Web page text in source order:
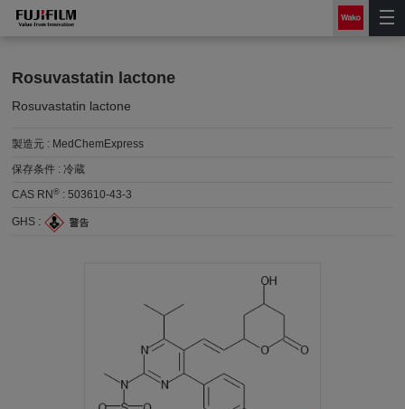
Rosuvastatin lactone
Rosuvastatin lactone
製造元 : MedChemExpress
保存条件 :冷蔵
CAS RN® :503610-43-3
GHS :